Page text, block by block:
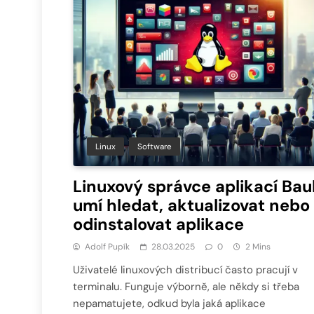
Linux Software
Linuxový správce aplikací
umí hledat, aktualizovat nebo
odinstalovat aplikace
Adolf Pupík 28.03.2025 0 2 Mins
Uživatelé linuxových distribucí často pracují v
terminalu. Funguje výborně, ale někdy si třeba
nepamatujete, odkud byla jaká aplikace